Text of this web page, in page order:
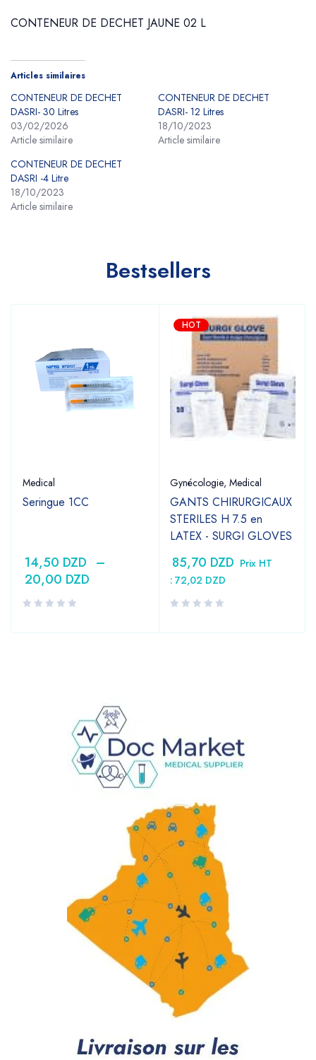
CONTENEUR DE DECHET JAUNE 02 L
Articles similaires
CONTENEUR DE DECHET
DASRI- 30 Litres
03/02/2026
Article similaire
CONTENEUR DE DECHET
DASRI- 12 Litres
18/10/2023
Article similaire
CONTENEUR DE DECHET
DASRI -4 Litre
18/10/2023
Article similaire
Bestsellers
Medical
Seringue 1CC
14,50 DZD –
20,00 DZD
HOT
Gynécologie, Medical
GANTS CHIRURGICAUX
STERILES H 7.5 en
LATEX - SURGI GLOVES
85,70 DZD Prix HT
: 72,02 DZD